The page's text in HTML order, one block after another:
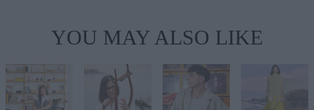
YOU MAY ALSO LIKE